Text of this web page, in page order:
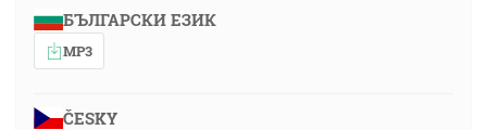
БЪЛГАРСКИ ЕЗИК
MP3
ČESKY